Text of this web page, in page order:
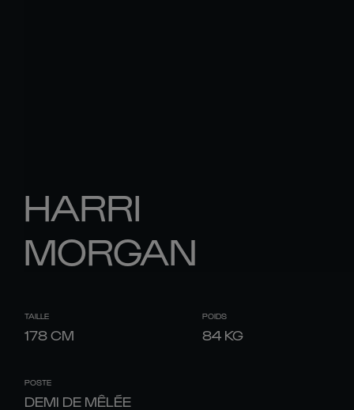
HARRI
MORGAN
TAILLE
178CM
POIDS
84 KG
POSTE
DEMI DE MÊLÉE